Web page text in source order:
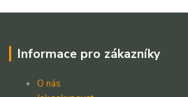
Informace pro zákazníky
O nás